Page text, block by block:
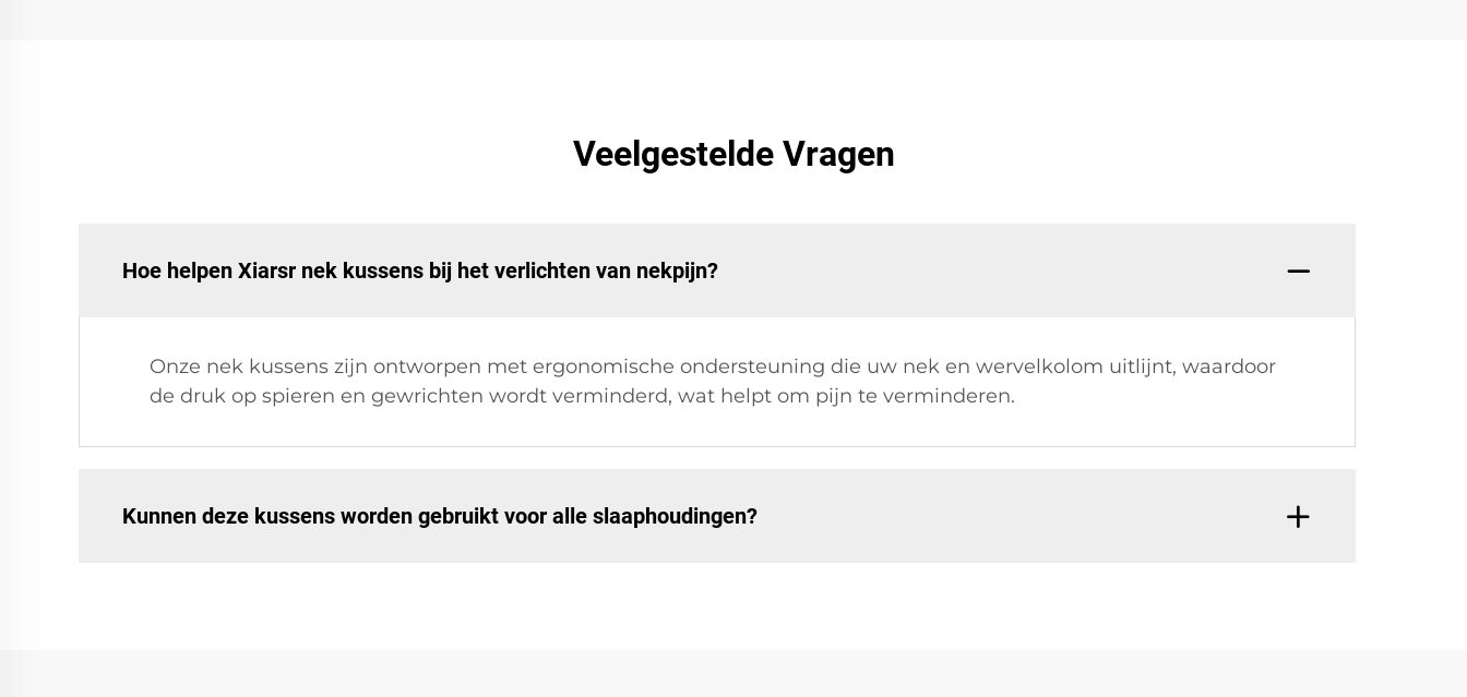
Veelgestelde Vragen
Hoe helpen Xiarsr nek kussens bij het verlichten van nekpijn?
Onze nek kussens zijn ontworpen met ergonomische ondersteuning die uw nek en wervelkolom uitlijnt, waardoor
de druk op spieren en gewrichten wordt verminderd, wat helpt om pijn te verminderen.
Kunnen deze kussens worden gebruikt voor alle slaaphoudingen?